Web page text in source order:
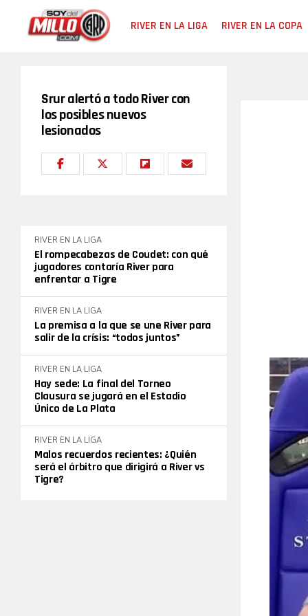
RIVER EN LA LIGA RIVER EN LA COPA
Srur alertó a todo River con
los posibles nuevos
lesionados
RIVER EN LA LIGA
El rompecabezas de Coudet: con qué
jugadores contaría River para
enfrentar a Tigre
RIVER EN LA LIGA
La premisa a la que se une River para
salir de la crísis: “todos juntos”
RIVER EN LA LIGA
Hay sede: La final del Torneo
Clausura se jugará en el Estadio
Único de La Plata
RIVER EN LA LIGA
Malos recuerdos recientes: ¿Quién
será el árbitro que dirigirá a River vs
Tigre?